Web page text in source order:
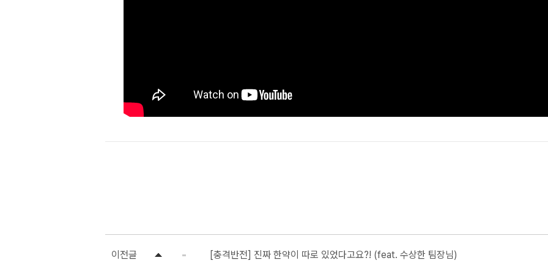
이전글 [충격반전] 진짜 한약이 따로 있었다고요?! (feat. 수상한 팀장님)